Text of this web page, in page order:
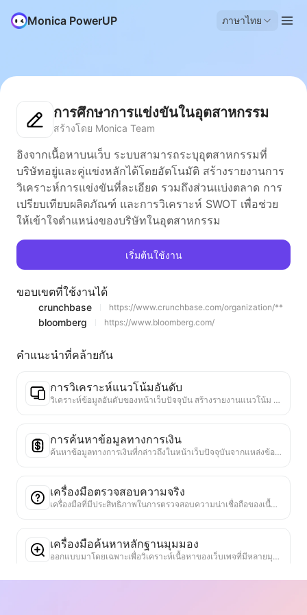
Monica PowerUP ภาษาไทย
การศึกษาการแข่งขันในอุตสาหกรรม
สร้างโดย Monica Team
อิงจากเนื้อหาบนเว็บ ระบบสามารถระบุอุตสาหกรรมที่
บริษัทอยู่และคู่แข่งหลักได้โดยอัตโนมัติ สร้างรายงานการ
วิเคราะห์การแข่งขันที่ละเอียด รวมถึงส่วนแบ่งตลาด การ
เปรียบเทียบผลิตภัณฑ์ และการวิเคราะห์ SWOT เพื่อช่วย
ให้เข้าใจตำแหน่งของบริษัทในอุตสาหกรรม
เริ่มต้นใช้งาน
ขอบเขตที่ใช้งานได้
crunchbase https://www.crunchbase.com/organization/**
bloomberg https://www.bloomberg.com/
คำแนะนำที่คล้ายกัน
การวิเคราะห์แนวโน้มอันดับ
วิเคราะห์ข้อมูลอันดับของหน้าเว็บปัจจุบัน สร้างรายงานแนวโน้ม ระบุหมวดหมู่ที่ได้รับความนิยม ประเภทผลิตภัณฑ์ที่กำลังเติบโตอย่างรวดเร็ว และเทคโนโลยีใหม่ ๆ ให้ข้อมูลเชิงลึกเกี่ยวกับตลาดทันที ช่วยให้คุณเข้าใจแนวโน้มผลิตภัณฑ์ล่าสุดและทิศทางของตลาด
การค้นหาข้อมูลทางการเงิน
ค้นหาข้อมูลทางการเงินที่กล่าวถึงในหน้าเว็บปัจจุบันจากแหล่งข้อมูลที่เชื่อถือได้หลายแห่ง ทำการเปรียบเทียบข้อมูลประวัติศาสตร์และเกณฑ์มาตรฐานในอุตสาหกรรม เพื่อช่วยให้ผู้ใช้เข้าใจสถานะทางการเงินและผลการดำเนินงานของบริษัทอย่างครบถ้วน
เครื่องมือตรวจสอบความจริง
เครื่องมือที่มีประสิทธิภาพในการตรวจสอบความน่าเชื่อถือของเนื้อหาเว็บไซต์ โดยจะระบุข้อความและข้อมูลสำคัญ และตรวจสอบข้อมูลกับแหล่งข้อมูลภายนอกที่น่าเชื่อถือ ให้คะแนนความน่าเชื่อถือของข้อความสำคัญ พร้อมให้คำอธิบายผลการตรวจสอบและลิงก์ไปยังแหล่งข้อมูล ช่วยเสริมสร้างความรู้ความเข้าใจและป้องกันการแพร่กระจายของข้อมูลเท็จ
เครื่องมือค้นหาหลักฐานมุมมอง
ออกแบบมาโดยเฉพาะเพื่อวิเคราะห์เนื้อหาของเว็บเพจที่มีหลายมุมมองและหลักฐานสนับสนุน มันสามารถระบุจุดมุมมองหลักได้โดยอัตโนมัติ ดึงข้อมูลสนับสนุนที่ชัดเจนและแฝงออกมาอย่างแม่นยำ และนำเสนอผลการวิเคราะห์ในรูปแบบที่มีโครงสร้าง เครื่องมือนี้ช่วยเพิ่มประสิทธิภาพและความลึกของการวิเคราะห์การโต้แย้งอย่างมาก เหมาะสำหรับการวิจัยทางวิชาการ การวิเคราะห์นโยบาย และสถานการณ์อื่น ๆ ที่ต้องการเข้าใจโครงสร้างตรรกะของข้อความที่ซับซ้อนได้อย่างรวดเร็ว